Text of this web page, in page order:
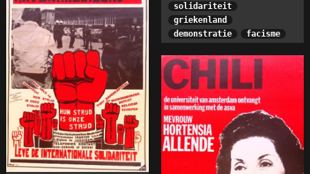
solidariteit
griekenland
demonstratie
facisme